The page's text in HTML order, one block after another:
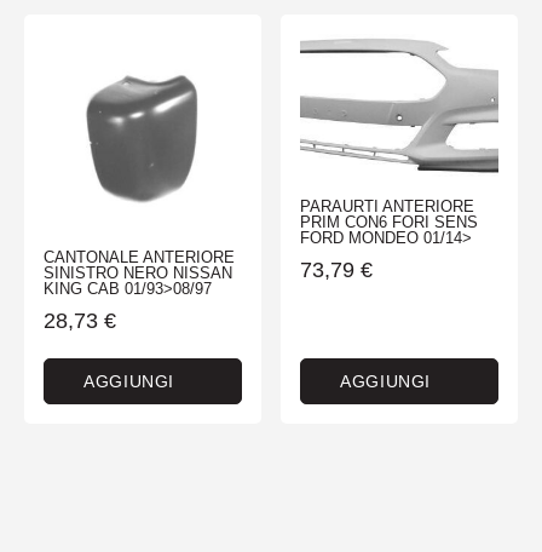
CANTONALE ANTERIORE
SINISTRO NERO NISSAN
KING CAB 01/93>08/97
28,73 €
AGGIUNGI
PARAURTI ANTERIORE
PRIM CON6 FORI SENS
FORD MONDEO 01/14>
73,79 €
AGGIUNGI